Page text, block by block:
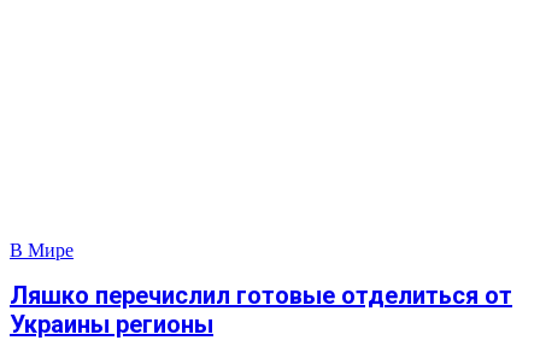
В Мире
Ляшко перечислил готовые отделиться от
Украины регионы